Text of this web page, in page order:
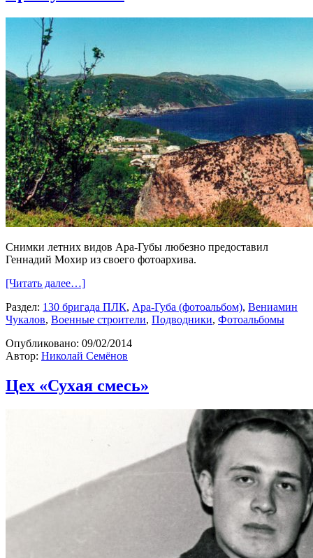
Снимки летних видов Ара-Губы любезно предоставил
Геннадий Мохир из своего фотоархива.
[Читать далее…]
Раздел: 130 бригада ПЛК, Ара-Губа (фотоальбом), Вениамин
Чукалов, Военные строители, Подводники, Фотоальбомы
Опубликовано: 09/02/2014
Автор: Николай Семёнов
Цех «Сухая смесь»